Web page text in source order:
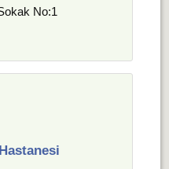
No:1